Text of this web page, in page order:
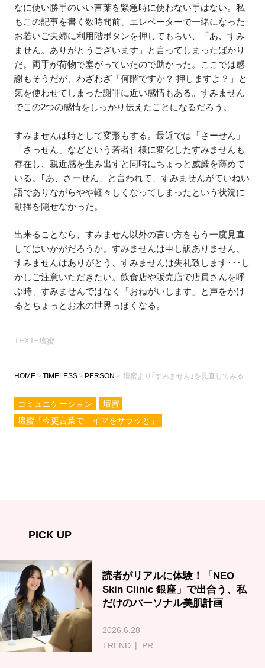
なに使い勝手のいい言葉を緊急時に使わない手はない。私
もこの記事を書く数時間前、エレベーターで一緒になった
お若いご夫婦に利用階ボタンを押してもらい、「あ、すみ
ません。ありがとうございます」と言ってしまったばかり
だ。両手が荷物で塞がっていたので助かった。ここでは感
謝もそうだが、わざわざ「何階ですか？ 押しますよ？」と
気を使わせてしまった謝罪に近い感情もある。すみません
でこの2つの感情をしっかり伝えたことになるだろう。
すみませんは時として変形もする。最近では「さーせん」
「さっせん」などという若者仕様に変化したすみませんも
存在し、親近感を生み出すと同時にちょっと威厳を薄めて
いる。｢あ、さーせん」と言われて、すみませんがていねい
語でありながらやや軽々しくなってしまったという状況に
動揺を隠せなかった。
出来ることなら、すみません以外の言い方をもう一度見直
してはいかがだろうか。すみませんは申し訳ありません、
すみませんはありがとう、すみませんは失礼致します･･･し
かしご注意いただきたい。飲食店や販売店で店員さんを呼
ぶ時、すみませんではなく「おねがいします」と声をかけ
るとちょっとお水の世界っぽくなる。
TEXT=壇蜜
HOME TIMELESS PERSON 壇蜜より｢すみません｣を見直してみる
コミュニケーション
壇蜜
壇蜜「今更言葉で、イマをサラッと」
PICK UP
読者がリアルに体験！「NEO
Skin Clinic 銀座」で出合う、私
だけのパーソナル美肌計画
2026.6.28
TREND
PR